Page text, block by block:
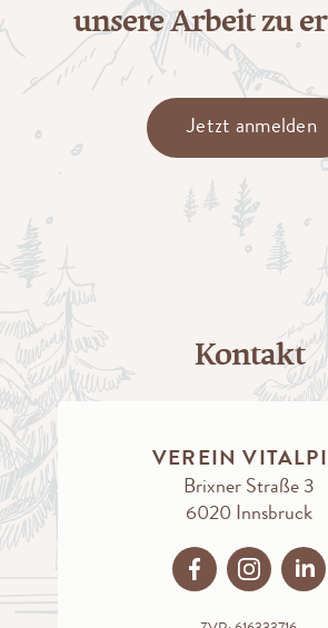
unsere Arbeit zu
Jetzt anmelden
Kontakt
VEREIN
Brixner Straße 3
6020 Innsbruck